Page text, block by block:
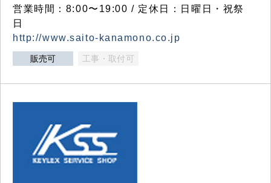
営業時間：8:00〜19:00 / 定休日：日曜日・祝祭
日
http://www.saito-kanamono.co.jp
販売可 工事・取付可